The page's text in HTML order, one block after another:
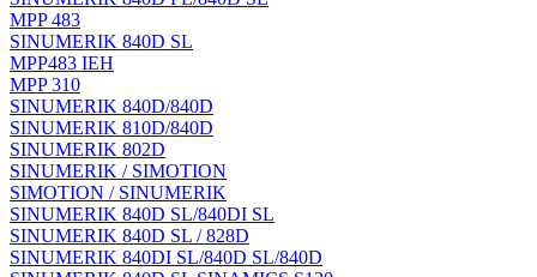
MPP 483
SINUMERIK 840D SL
MPP483 IEH
MPP 310
SINUMERIK 840D/840D
SINUMERIK 810D/840D
SINUMERIK 802D
SINUMERIK / SIMOTION
SIMOTION / SINUMERIK
SINUMERIK 840D SL/840DI SL
SINUMERIK 840D SL / 828D
SINUMERIK 840DI SL/840D SL/840D